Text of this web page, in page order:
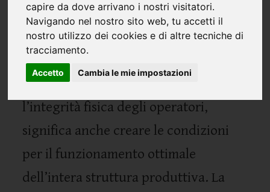
capire da dove arrivano i nostri visitatori.
Navigando nel nostro sito web, tu accetti il
nostro utilizzo dei cookies e di altre tecniche di
tracciamento.
Accetto Cambia le mie impostazioni
La sicurezza sul lavoro costituisce il
pilastro essenziale in ogni contesto
industriale, poiché garantire un
ambiente sicuro, oltre che tutelare
l’integrità fisica degli operatori,
significa anche creare le condizioni
per il funzionamento ottimale
dell’intera struttura produttiva. La